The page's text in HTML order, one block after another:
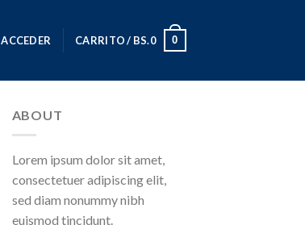
ACCEDER CARRITO / BS.0 0
ABOUT
Lorem ipsum dolor sit amet,
consectetuer adipiscing elit,
sed diam nonummy nibh
euismod tincidunt.